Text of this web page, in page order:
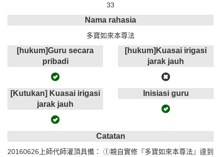
33
Nama rahasia
多寶如來本尊法
[hukum]Guru secara
pribadi
[hukum]Kuasai irigasi
jarak jauh
[Kutukan] Kuasai irigasi
jarak jauh
Inisiasi guru
Catatan
20160626上師代師灌頂具備： ①親自實修『多寶如來本尊法』達到